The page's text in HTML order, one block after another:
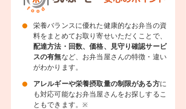
栄養バランスに優れた健康的なお弁当の資
料をまとめてお取り寄せいただくことで、
配達方法・回数、価格、見守り確認サービ
スの有無など、お弁当屋さんの特徴・違い
がわかります。
アレルギーや栄養摂取量の制限がある方に
も対応可能なお弁当屋さんをお探しするこ
ともできます。※